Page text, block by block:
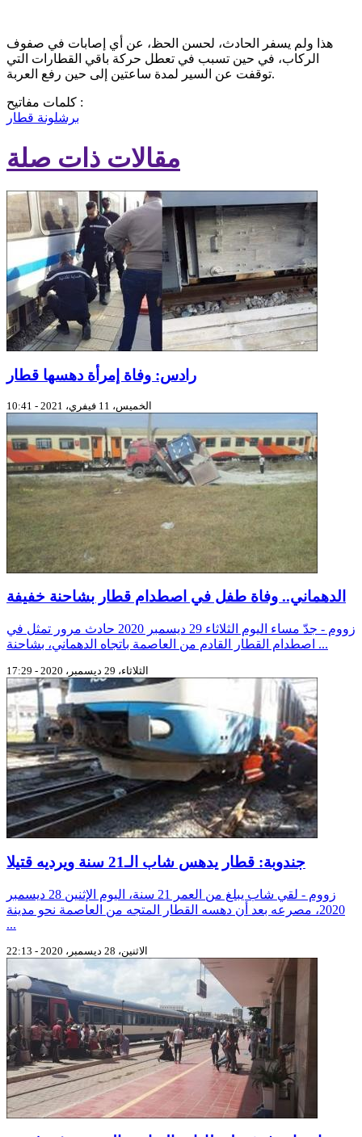
هذا ولم يسفر الحادث، لحسن الحظ، عن أي إصابات في صفوف
الركاب، في حين تسبب في تعطل حركة باقي القطارات التي
توقفت عن السير لمدة ساعتين إلى حين رفع العربة.
كلمات مفاتيح :
برشلونة قطار
مقالات ذات صلة
رادس: وفاة إمرأة دهسها قطار
الخميس، 11 فيفري، 2021 - 10:41
الدهماني.. وفاة طفل في اصطدام قطار بشاحنة خفيفة
زووم - جدّ مساء اليوم الثلاثاء 29 ديسمبر 2020 حادث مرور تمثل في
اصطدام القطار القادم من العاصمة باتجاه الدهماني، بشاحنة ...
الثلاثاء، 29 ديسمبر، 2020 - 17:29
جندوبة: قطار يدهس شاب الـ21 سنة ويرديه قتيلا
زووم - لقي شاب يبلغ من العمر 21 سنة، اليوم الإثنين 28 ديسمبر
2020، مصرعه بعد أن دهسه القطار المتجه من العاصمة نحو مدينة
...
الاثنين، 28 ديسمبر، 2020 - 22:13